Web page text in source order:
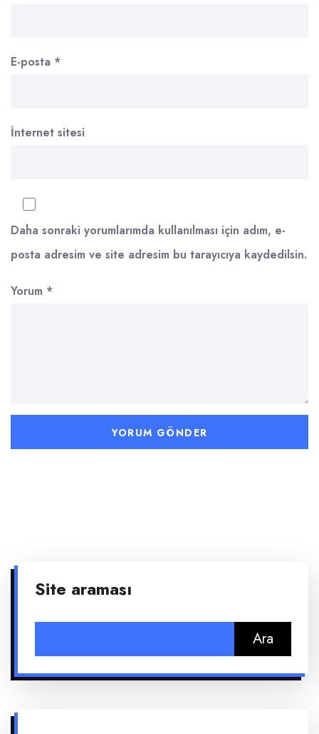
E-posta *
İnternet sitesi
Daha sonraki yorumlarımda kullanılması için adım, e-
posta adresim ve site adresim bu tarayıcıya kaydedilsin.
Yorum *
Site araması